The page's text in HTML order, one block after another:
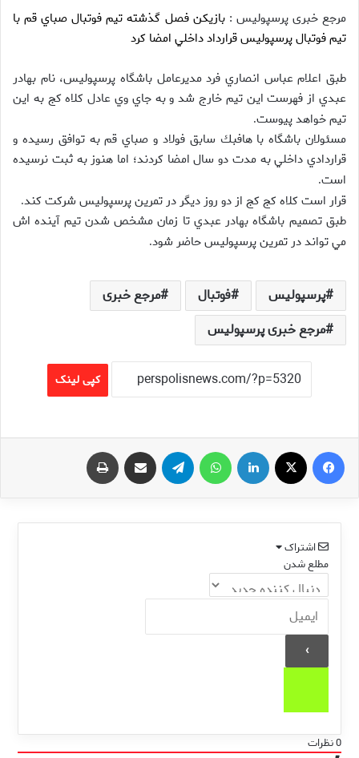
مرجع خبری پرسپولیس :بازيكن فصل گذشته تيم فوتبال صباي قم با
تيم فوتبال پرسپوليس قرارداد داخلي امضا كرد
طبق اعلام عباس انصاري فرد مديرعامل باشگاه پرسپوليس، نام بهادر
عبدي از فهرست اين تيم خارج شد و به جاي وي عادل كلاه كج به اين
تيم خواهد پيوست.
مسئولان باشگاه با هافبك سابق فولاد و صباي قم به توافق رسيده و
قراردادي داخلي به مدت دو سال امضا كردند؛ اما هنوز به ثبت نرسيده
است.
قرار است كلاه كج كج از دو روز ديگر در تمرين پرسپوليس شركت كند.
طبق تصميم باشگاه بهادر عبدي تا زمان مشخص شدن تيم آينده اش
مي تواند در تمرين پرسپوليس حاضر شود.
پرسپولیس فوتبال
مرجع خبری
مرجع خبری پرسپولیس
کپی لینک
فیس بوک لینکدین تلگرام اشتراک گذاری از طریق ایمیل
اشتراک
مطلع شدن
0نظرات